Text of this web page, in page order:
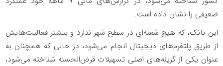
ضعیفی را نشان داده است.
این بانک، که هیچ شعبه‌ای در سطح شهر ندارد و بیشتر فعالیت‌هایش
از طریق پلتفرم‌های دیجیتال انجام می‌شود، در حالی که همچنان به
عنوان یکی از گزینه‌های اصلی تسهیلات قرض‌الحسنه شناخته می‌شود،